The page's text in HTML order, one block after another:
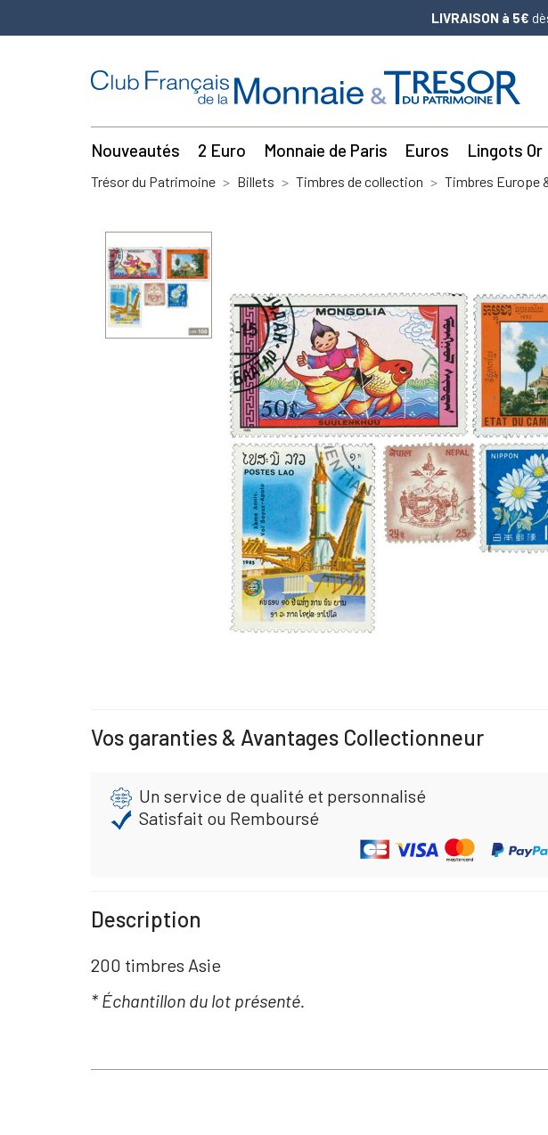
LIVRAISON à 5€
Nouveautés 2 Euro Monnaie de Paris Euros Lingots Or
Trésor du Patrimoine Billets Timbres de collection Timbres Europe
Vos garanties & Avantages Collectionneur
Un service de qualité et personnalisé
Satisfait ou Remboursé
Description
200 timbres Asie
* Échantillon du lot présenté.